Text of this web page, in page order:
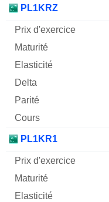
PL1KRZ
PL1KR1